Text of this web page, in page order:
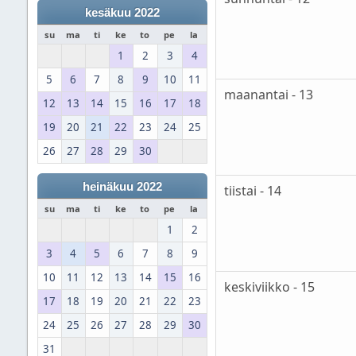
kesäkuu 2022
su ma ti ke to pe la
1 2 3
4
5
6 7 8 9 10
11
12
13 14 15 16 17
18
19
20 21 22 23 24
25
26
27 28 29 30
heinäkuu 2022
su ma ti ke to pe la
1
2
3
4 5 6 7 8
9
10
11 12 13 14 15
16
17
18 19 20 21 22
23
24
25 26 27 28 29
30
31
maanantai - 13
tiistai - 14
keskiviikko - 15